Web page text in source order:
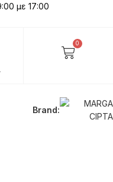
με 17:00
0
Brand: